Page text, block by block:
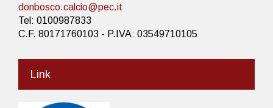
donbosco.calcio@pec.it
Tel: 0100987833
C.F. 80171760103 - P.IVA: 03549710105
Link